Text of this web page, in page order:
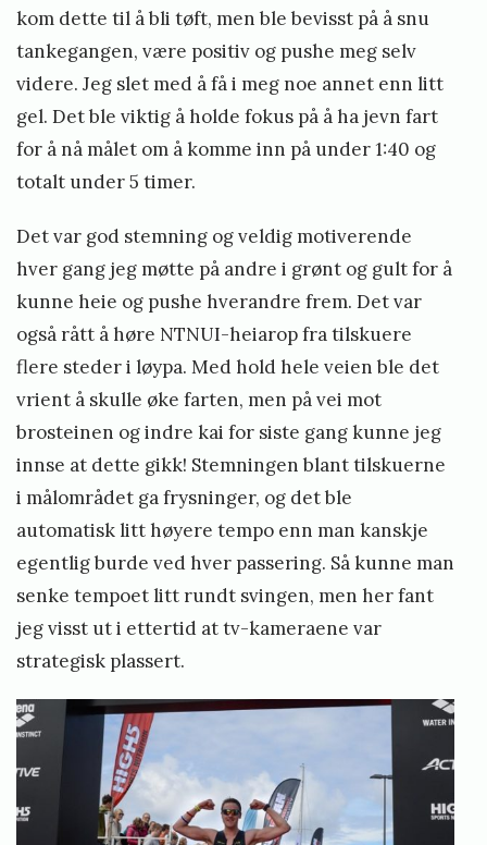
kom dette til å bli tøft, men ble bevisst på å snu
tankegangen, være positiv og pushe meg selv
videre. Jeg slet med å få i meg noe annet enn litt
gel. Det ble viktig å holde fokus på å ha jevn fart
for å nå målet om å komme inn på under 1:40 og
totalt under 5 timer.
Det var god stemning og veldig motiverende
hver gang jeg møtte på andre i grønt og gult for å
kunne heie og pushe hverandre frem. Det var
også rått å høre NTNUI-heiarop fra tilskuere
flere steder i løypa. Med hold hele veien ble det
vrient å skulle øke farten, men på vei mot
brosteinen og indre kai for siste gang kunne jeg
innse at dette gikk! Stemningen blant tilskuerne
i målområdet ga frysninger, og det ble
automatisk litt høyere tempo enn man kanskje
egentlig burde ved hver passering. Så kunne man
senke tempoet litt rundt svingen, men her fant
jeg visst ut i ettertid at tv-kameraene var
strategisk plassert.